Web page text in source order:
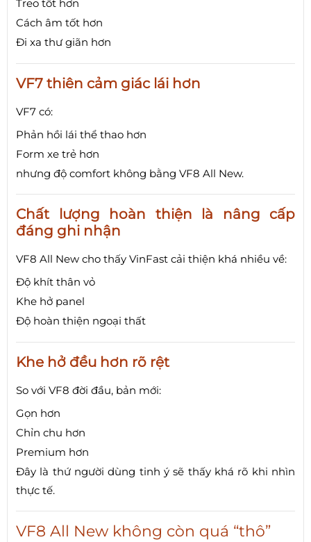
Treo tốt hơn
Cách âm tốt hơn
Đi xa thư giãn hơn
VF7 thiên cảm giác lái hơn
VF7 có:
Phản hồi lái thể thao hơn
Form xe trẻ hơn
nhưng độ comfort không bằng VF8 All New.
Chất lượng hoàn thiện là nâng cấp
đáng ghi nhận
VF8 All New cho thấy VinFast cải thiện khá nhiều về:
Độ khít thân vỏ
Khe hở panel
Độ hoàn thiện ngoại thất
Khe hở đều hơn rõ rệt
So với VF8 đời đầu, bản mới:
Gọn hơn
Chỉn chu hơn
Premium hơn
Đây là thứ người dùng tinh ý sẽ thấy khá rõ khi nhìn
thực tế.
VF8 All New không còn quá “thô”